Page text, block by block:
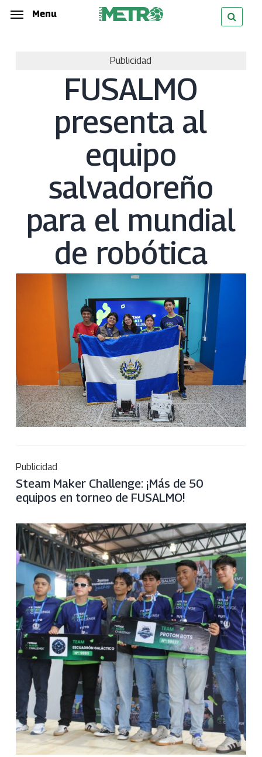
Skip
Menu
Publicidad
FUSALMO
presenta al
equipo
salvadoreño
para el mundial
de robótica
Publicidad
Steam Maker Challenge: ¡Más de 50
equipos en torneo de FUSALMO!
Menu